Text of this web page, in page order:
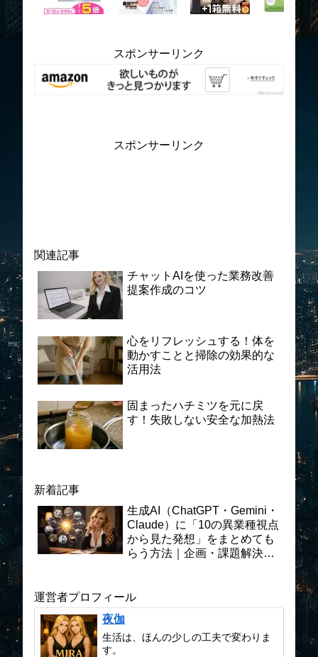
スポンサーリンク
スポンサーリンク
関連記事
チャットAIを使った業務改善
提案作成のコツ
心をリフレッシュする！体を
動かすことと掃除の効果的な
活用法
固まったハチミツを元に戻
す！失敗しない安全な加熱法
新着記事
生成AI（ChatGPT・Gemini・
Claude）に「10の異業種視点
から見た発想」をまとめても
らう方法｜企画・課題解決に
運営者プロフィール
夜伽
生活は、ほんの少しの工夫で変わりま
す。